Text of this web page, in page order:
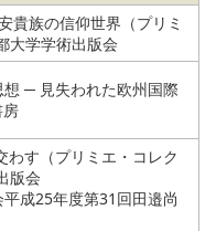
貴族の信仰世界（プリミ
大学学術出版会
想 ─ 見失われた欧州国際
す（プリミエ・コレク
版会
成25年度第31回田邉尚